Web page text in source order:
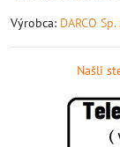
Výrobca: DARCO
Našli